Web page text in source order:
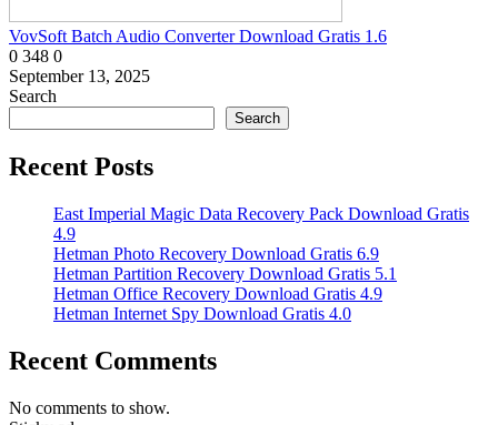
VovSoft Batch Audio Converter Download Gratis 1.6
0 348 0
September 13, 2025
Search
Search
Recent Posts
East Imperial Magic Data Recovery Pack Download Gratis
4.9
Hetman Photo Recovery Download Gratis 6.9
Hetman Partition Recovery Download Gratis 5.1
Hetman Office Recovery Download Gratis 4.9
Hetman Internet Spy Download Gratis 4.0
Recent Comments
No comments to show.